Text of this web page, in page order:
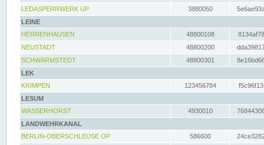
LEDASPERRWERK UP
3880050
LEINE
HERRENHAUSEN
48800108
NEUSTADT
48800200
SCHWARMSTEDT
48800301
LEK
KRIMPEN
123456784
LESUM
WASSERHORST
4930010
LANDWEHRKANAL
BERLIN-OBERSCHLEUSE OP
586600